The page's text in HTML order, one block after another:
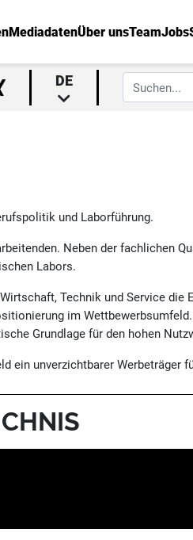
MediadatenÜber unsTeamJobs
DE
und Laborführung.
Neben der fachlichen
Labors.
Technik und Service die
im
Grundlage für den hohen
ein unverzichtbarer Werbeträger